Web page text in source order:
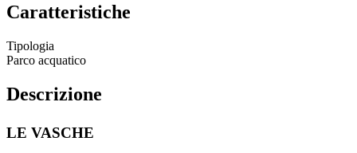
Caratteristiche
Tipologia
Parco acquatico
Descrizione
LE VASCHE